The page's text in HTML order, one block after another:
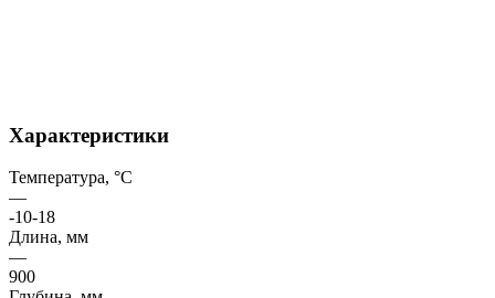
Характеристики
Температура, °C
—
-10-18
Длина, мм
—
900